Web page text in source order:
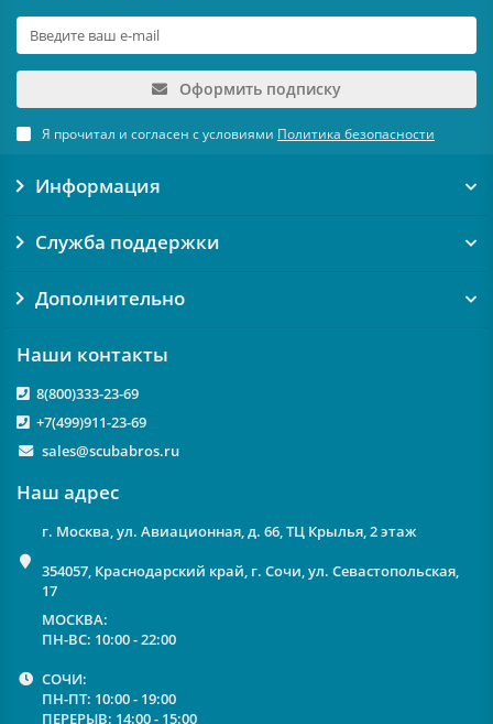
Оформить подписку
Я прочитал и согласен с условиями Политика безопасности
Информация
Служба поддержки
Дополнительно
Наши контакты
8(800)333-23-69
+7(499)911-23-69
sales@scubabros.ru
Наш адрес
г. Москва, ул. Авиационная, д. 66, ТЦ Крылья, 2 этаж
354057, Краснодарский край, г. Сочи, ул. Севастопольская,
17
МОСКВА:
ПН-ВС: 10:00 - 22:00
СОЧИ:
ПН-ПТ: 10:00 - 19:00
ПЕРЕРЫВ: 14:00 - 15:00